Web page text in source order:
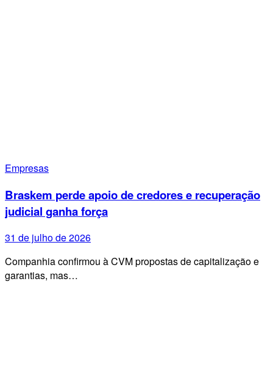
Empresas
Braskem perde apoio de credores e recuperação
judicial ganha força
31 de julho de 2026
Companhia confirmou à CVM propostas de capitalização e
garantias, mas…